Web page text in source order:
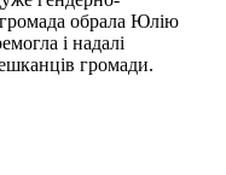
обрала Юлію
і надалі
громади.